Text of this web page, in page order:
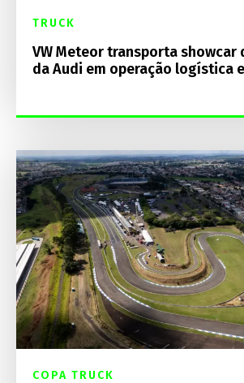
TRUCK
VW Meteor transporta showcar
da Audi em operação logística
COPA TRUCK